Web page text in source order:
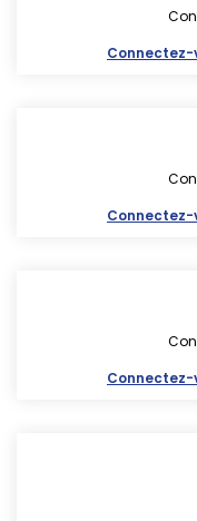
Connectez-
Connectez-
Connectez-